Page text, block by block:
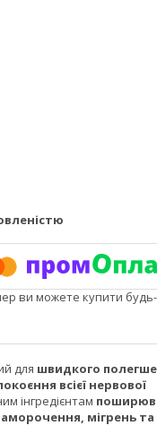
ви можете купити
для швидкого
всієї нервової
інгредієнтам
мігрень